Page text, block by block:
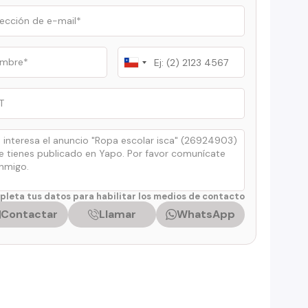
Chile
+56
tus datos para habilitar los medios de contacto
Contactar Llamar WhatsApp